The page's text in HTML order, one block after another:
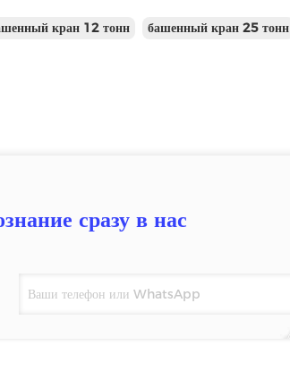
кран 12 тонн башенный кран 25 тонн
сразу в нас